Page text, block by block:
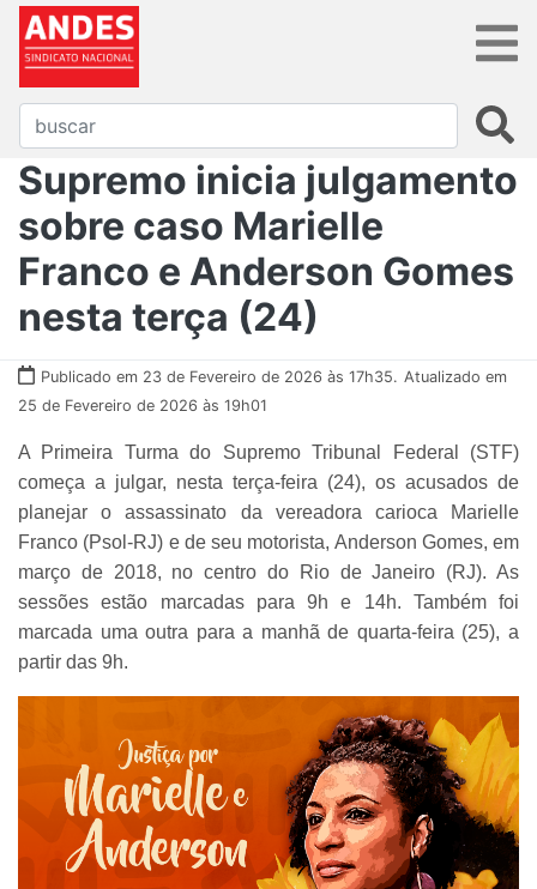
Supremo inicia julgamento
sobre caso Marielle
Franco e Anderson Gomes
nesta terça (24)
Publicado em 23 de Fevereiro de 2026 às 17h35. Atualizado em
25 de Fevereiro de 2026 às 19h01
A Primeira Turma do Supremo Tribunal Federal (STF)
começa a julgar, nesta terça-feira (24), os acusados de
planejar o assassinato da vereadora carioca Marielle
Franco (Psol-RJ) e de seu motorista, Anderson Gomes, em
março de 2018, no centro do Rio de Janeiro (RJ). As
sessões estão marcadas para 9h e 14h. Também foi
marcada uma outra para a manhã de quarta-feira (25), a
partir das 9h.